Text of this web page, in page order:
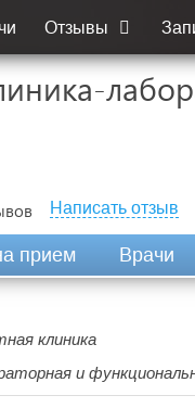
Отзывы
Написать отзыв
прием Врачи
клиника
и